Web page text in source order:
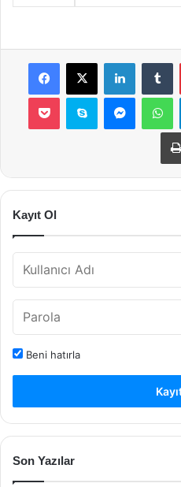
Facebook
X LinkedIn
Pocket Skype
Kayıt Ol
Beni hatırla
Son Yazılar